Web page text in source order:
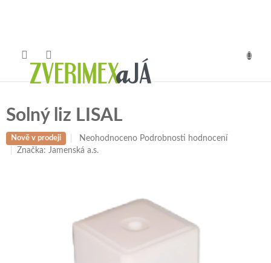
Solný liz LISAL
Nově v prodeji
Průměrné
hodnocení
hvězdiček.
Neohodnoceno Podrobnosti hodnocení
Značka:Jamenská a.s.